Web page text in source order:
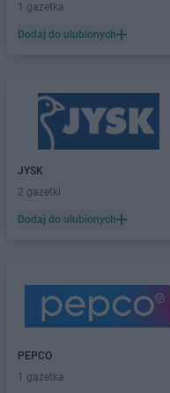
Inowrocław
Dealz Jarocin
Dealz Jasło
Jastrowie
Dealz
Dealz Jaworzno
Dealz Kędzierzyn-Koźle
Kępno
Dealz Kielce
Dealz Kiełczewo
Dealz Kłodzko
1 gazetka
Dodaj do ulubionych
JYSK
2 gazetki
Dodaj do ulubionych
PEPCO
1 gazetka